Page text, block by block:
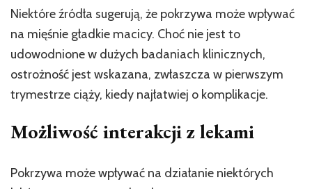
Niektóre źródła sugerują, że pokrzywa może wpływać
na mięśnie gładkie macicy. Choć nie jest to
udowodnione w dużych badaniach klinicznych,
ostrożność jest wskazana, zwłaszcza w pierwszym
trymestrze ciąży, kiedy najłatwiej o komplikacje.
Możliwość interakcji z lekami
Pokrzywa może wpływać na działanie niektórych